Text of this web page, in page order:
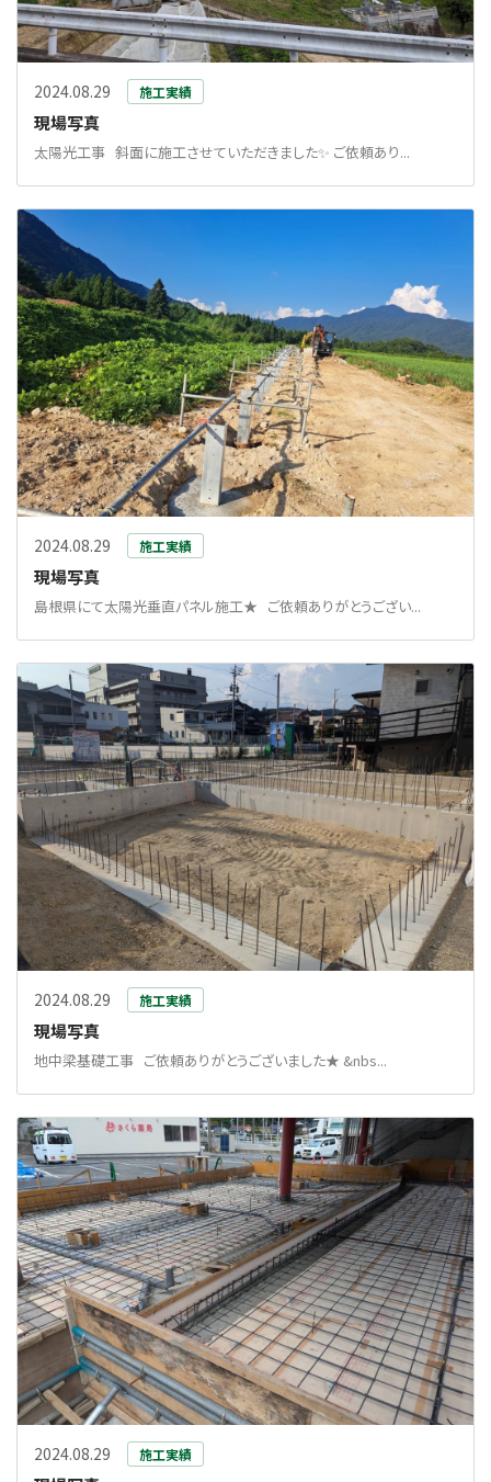
2024.08.29 施工実績
現場写真
太陽光工事 斜面に施工させていただきました✨ ご依頼あり...
2024.08.29 施工実績
現場写真
島根県にて太陽光垂直パネル施工★ ご依頼ありがとうござい...
2024.08.29 施工実績
現場写真
地中梁基礎工事 ご依頼ありがとうございました★ &nbs...
2024.08.29 施工実績